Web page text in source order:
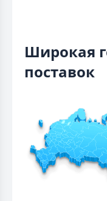
Широкая
поставок